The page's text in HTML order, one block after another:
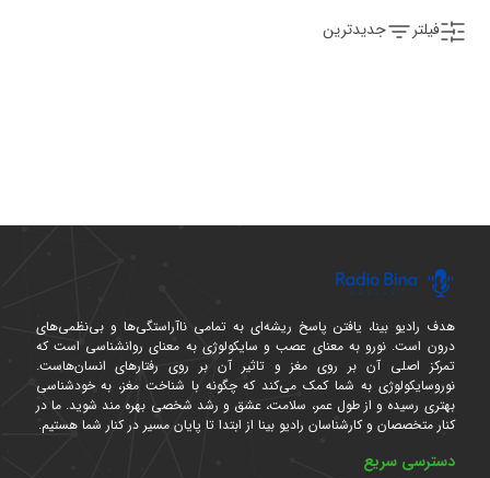
فیلتر جدیدترین
هدف رادیو بینا، یافتن پاسخ ریشه‌ای به تمامی ناآراستگی‌ها و بی‌نظمی‌های
درون است. نورو به معنای عصب و سایکولوژی به معنای روانشناسی است که
تمرکز اصلی آن بر روی مغز و تاثیر آن بر روی رفتارهای انسان‌هاست.
نوروسایکولوژی به شما کمک می‌کند که چگونه با شناخت مغز، به خودشناسی
بهتری رسیده و از طول عمر، سلامت، عشق و رشد شخصی بهره مند شوید. ما در
کنار متخصصان و کارشناسان رادیو بینا از ابتدا تا پایان مسیر در کنار شما هستیم.
دسترسی سریع